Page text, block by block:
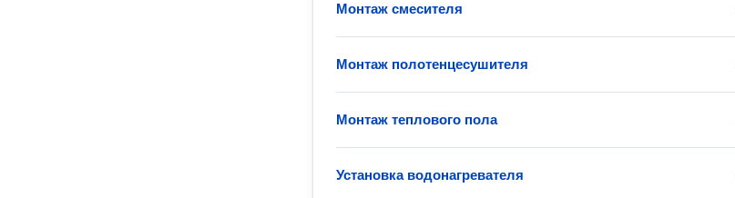
Монтаж смесителя
Монтаж полотенцесушителя
Монтаж теплового пола
Установка водонагревателя